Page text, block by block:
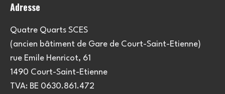
Adresse
Quatre Quarts SCES
(ancien bâtiment de Gare de Court-Saint-Etienne)
rue Emile Henricot, 61
1490 Court-Saint-Etienne
TVA: BE 0630.861.472